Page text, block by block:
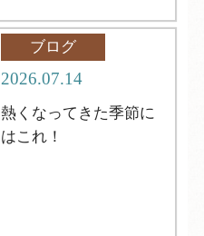
ブログ
2026.07.14
熱くなってきた季節に
はこれ！